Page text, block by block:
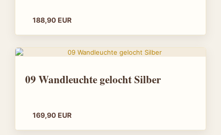
188,90 EUR
09 Wandleuchte gelocht Silber
169,90 EUR